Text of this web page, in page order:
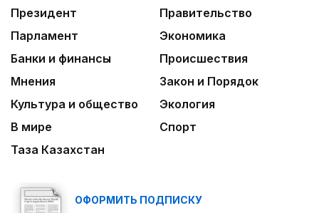
Президент
Правительство
Парламент
Экономика
Банки и финансы
Происшествия
Мнения
Закон и Порядок
Культура и общество
Экология
В мире
Спорт
Таза Казахстан
ОФОРМИТЬ ПОДПИСКУ